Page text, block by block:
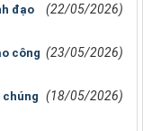
đạo
(22/05/2026)
công (23/05/2026)
chúng (18/05/2026)